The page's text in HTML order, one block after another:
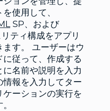
使用して、
SP、および
ティ構成をアプリ
す。 ユーザーはウ
に従って、作成する
名前や説明を入力
情報を入力してター
ーションの実行を